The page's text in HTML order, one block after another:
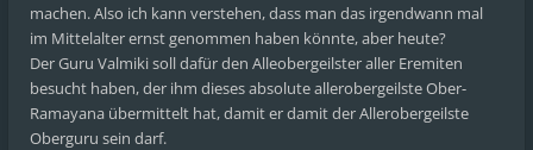
machen. Also ich kann verstehen, dass man das irgendwann mal
im Mittelalter ernst genommen haben könnte, aber heute?
Der Guru Valmiki soll dafür den Alleobergeilster aller Eremiten
besucht haben, der ihm dieses absolute allerobergeilste Ober-
Ramayana übermittelt hat, damit er damit der Allerobergeilste
Oberguru sein darf.